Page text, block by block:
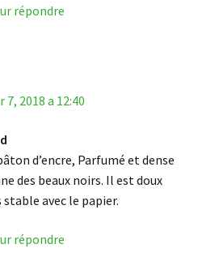
répondre
7, 2018 a 12:40
d’encre, Parfumé et dense
des beaux noirs. Il est doux
stable avec le papier.
répondre